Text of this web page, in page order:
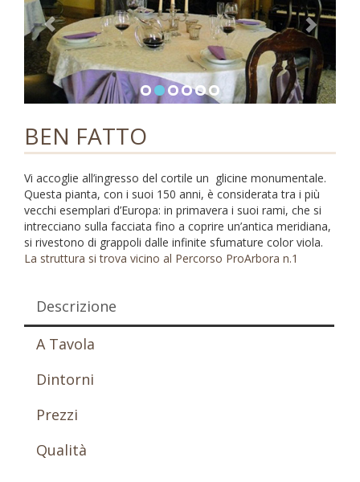
a
o
n
BEN FATTO
Vi accoglie all’ingresso del cortile un glicine monumentale.
Questa pianta, con i suoi 150 anni, è considerata tra i più
vecchi esemplari d’Europa: in primavera i suoi rami, che si
intrecciano sulla facciata fino a coprire un’antica meridiana,
si rivestono di grappoli dalle infinite sfumature color viola.
La struttura si trova vicino al Percorso ProArbora n.1
Descrizione
A Tavola
Dintorni
Prezzi
Qualità